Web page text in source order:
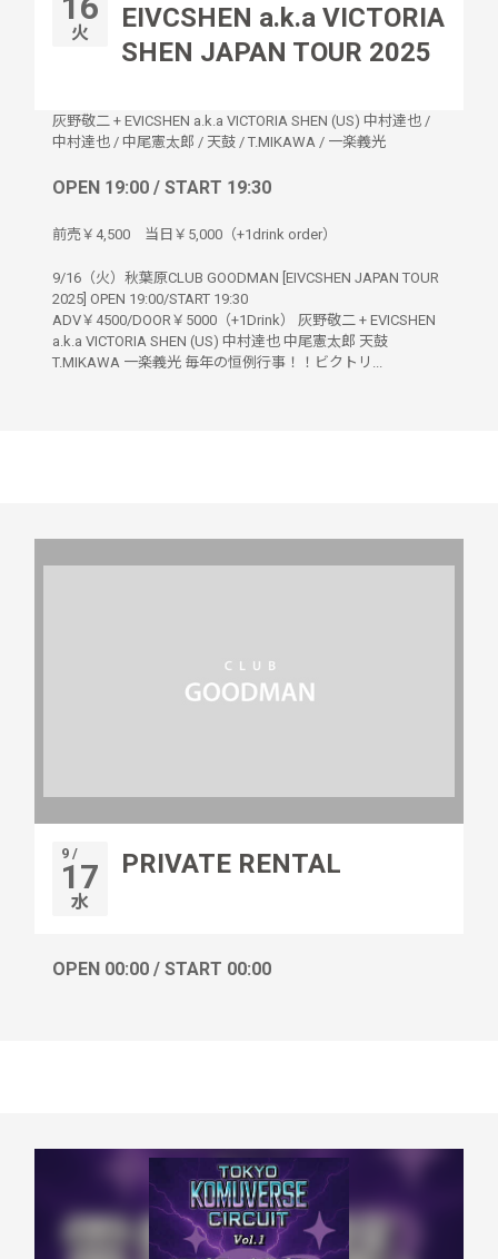
火
EIVCSHEN a.k.a VICTORIA
SHEN JAPAN TOUR 2025
灰野敬二 + EVICSHEN a.k.a VICTORIA SHEN (US) 中村達也 /
中村達也 / 中尾憲太郎 / 天鼓 / T.MIKAWA / 一楽義光
OPEN 19:00 / START 19:30
前売￥4,500 当日￥5,000（+1drink order）
9/16（火）秋葉原CLUB GOODMAN [EIVCSHEN JAPAN TOUR
2025] OPEN 19:00/START 19:30
ADV￥4500/DOOR￥5000（+1Drink） 灰野敬二 + EVICSHEN
a.k.a VICTORIA SHEN (US) 中村達也 中尾憲太郎 天鼓
T.MIKAWA 一楽義光 毎年の恒例行事！！ビクトリ...
9 /
17
水
PRIVATE RENTAL
OPEN 00:00 / START 00:00